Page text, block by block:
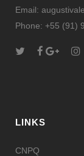
Email:
Phone: +55 (91)
LINKS
CNPQ